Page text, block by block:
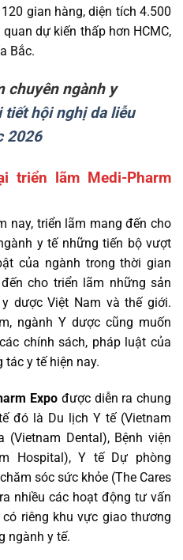
gian hàng, diện tích 4.500
dự kiến thấp hơn HCMC,
Bắc.
chuyên ngành y
tiết hội nghị da liễu
2026
triển lãm Medi-Pharm
nay, triển lãm mang đến cho
y tế những tiến bộ vượt
của ngành trong thời gian
cho triển lãm những sản
dược Việt Nam và thế giới.
ngành Y dược cũng muốn
chính sách, pháp luật của
y tế hiện nay.
Expo được diễn ra chung
đó là Du lịch Y tế (Vietnam
(Vietnam Dental), Bệnh viện
Hospital), Y tế Dự phòng
sóc sức khỏe (The Cares
nhiều các hoạt động tư vấn
riêng khu vực giao thương
ngành y tế.